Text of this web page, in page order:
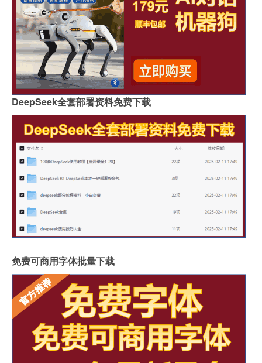
DeepSeek全套部署资料免费下载
免费可商用字体批量下载